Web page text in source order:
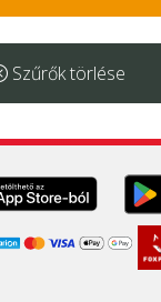
Szűrők törlése